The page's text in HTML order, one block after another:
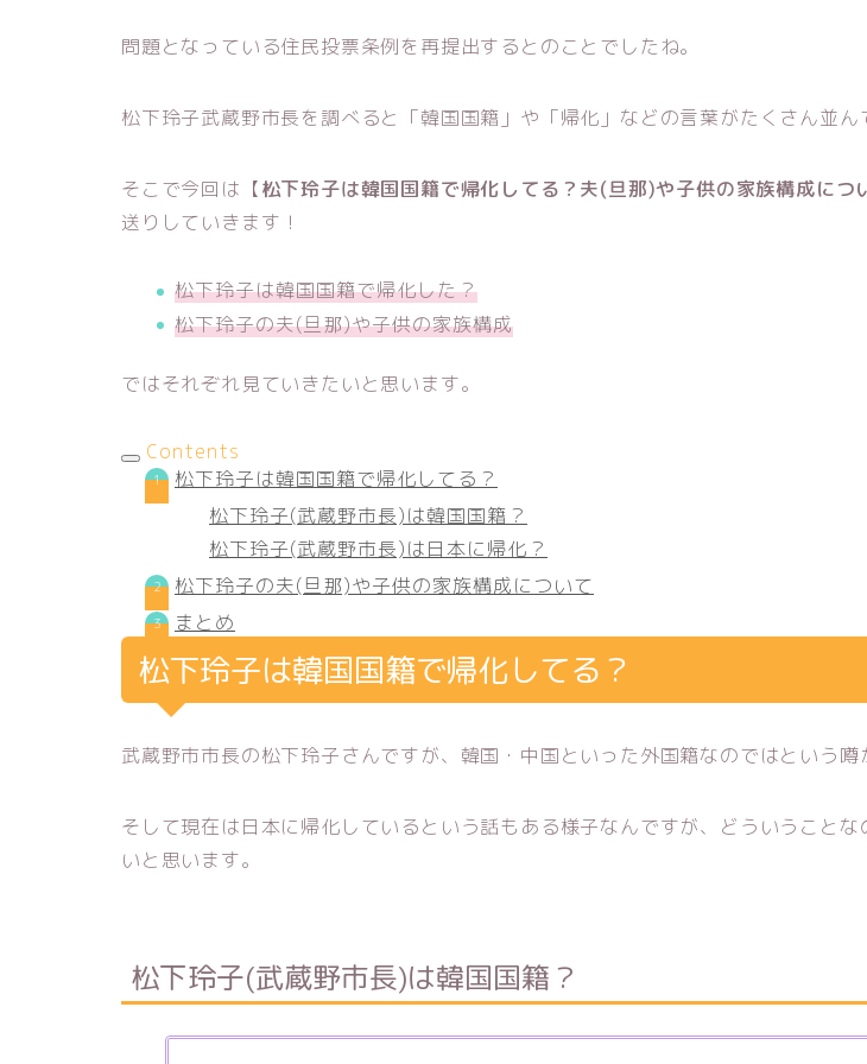
問題となっている住民投票条例を再提出するとのことでしたね。
松下玲子武蔵野市長を調べると「韓国国籍」や「帰化」などの言葉がたくさん並ん
そこで今回は【松下玲子は韓国国籍で帰化してる？夫(旦那)や子供の家族構成につ
送りしていきます！
松下玲子は韓国国籍で帰化した？
松下玲子の夫(旦那)や子供の家族構成
ではそれぞれ見ていきたいと思います。
Contents
松下玲子は韓国国籍で帰化してる？
松下玲子(武蔵野市長)は韓国国籍？
松下玲子(武蔵野市長)は日本に帰化？
松下玲子の夫(旦那)や子供の家族構成について
まとめ
松下玲子は韓国国籍で帰化してる？
武蔵野市市長の松下玲子さんですが、韓国・中国といった外国籍なのではという噂
そして現在は日本に帰化しているという話もある様子なんですが、どういうことな
いと思います。
松下玲子(武蔵野市長)は韓国国籍？